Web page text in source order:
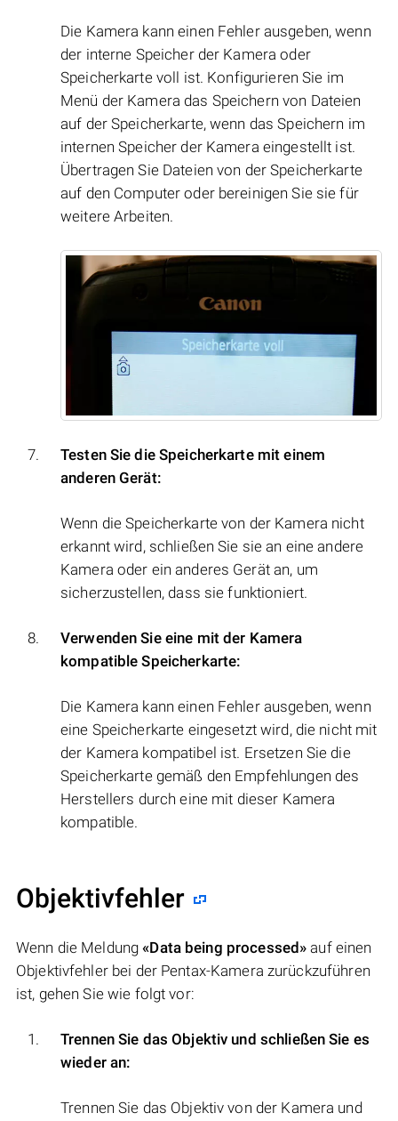
Die Kamera kann einen Fehler ausgeben, wenn
der interne Speicher der Kamera oder
Speicherkarte voll ist. Konfigurieren Sie im
Menü der Kamera das Speichern von Dateien
auf der Speicherkarte, wenn das Speichern im
internen Speicher der Kamera eingestellt ist.
Übertragen Sie Dateien von der Speicherkarte
auf den Computer oder bereinigen Sie sie für
weitere Arbeiten.
Testen Sie die Speicherkarte mit einem
anderen Gerät:
Wenn die Speicherkarte von der Kamera nicht
erkannt wird, schließen Sie sie an eine andere
Kamera oder ein anderes Gerät an, um
sicherzustellen, dass sie funktioniert.
Verwenden Sie eine mit der Kamera
kompatible Speicherkarte:
Die Kamera kann einen Fehler ausgeben, wenn
eine Speicherkarte eingesetzt wird, die nicht mit
der Kamera kompatibel ist. Ersetzen Sie die
Speicherkarte gemäß den Empfehlungen des
Herstellers durch eine mit dieser Kamera
kompatible.
Objektivfehler
Wenn die Meldung«Data being processed» auf einen
Objektivfehler bei der Pentax-Kamera zurückzuführen
ist, gehen Sie wie folgt vor:
Trennen Sie das Objektiv und schließen Sie es
wieder an:
Trennen Sie das Objektiv von der Kamera und